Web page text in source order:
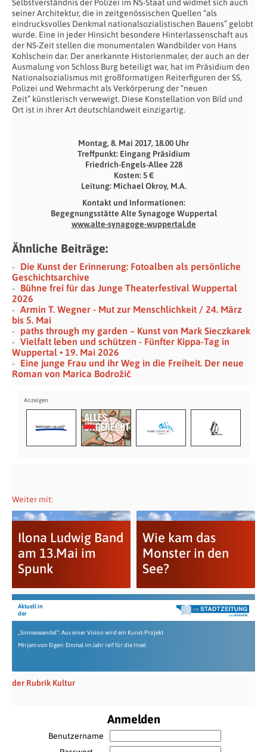
Selbstverständnis der Polizei im NS-Staat und widmet sich auch
seiner Architektur, die in zeitgenössischen Quellen “als
eindrucksvolles Denkmal nationalsozialistischen Bauens” gelobt
wurde. Eine in jeder Hinsicht besondere Hinterlassenschaft aus
der NS-Zeit stellen die monumentalen Wandbilder von Hans
Kohlschein dar. Der anerkannte Historienmaler, der auch an der
Ausmalung von Schloss Burg beteiligt war, hat im Präsidium den
Nationalsozialismus mit großformatigen Reiterfiguren der SS,
Polizei und Wehrmacht als Verkörperung der “neuen
Zeit” künstlerisch verwewigt. Diese Konstellation von Bild und
Ort ist in ihrer Art deutschlandweit einzigartig.
Montag, 8. Mai 2017, 18.00 Uhr
Treffpunkt: Eingang Präsidium
Friedrich-Engels-Allee 228
Kosten: 5 €
Leitung: Michael Okroy, M.A.
Kontakt und Informationen:
Begegnungsstätte Alte Synagoge Wuppertal
www.alte-synagoge-wuppertal.de
Ähnliche Beiträge:
Die Kunst der Erinnerung: Fotoalben als persönliche
Geschichtsarchive
Bühne frei für das Junge Theaterfestival Wuppertal
2026
Armin T. Wegner - Mut zur Menschlichkeit / 24. März
bis 5. Mai
paths through my garden – Kunst von Mark Sieczkarek
Vielfalt leben und schützen - Fünfter Kippa-Tag in
Wuppertal • 19. Mai 2026
Eine junge Frau und ihr Weg in die Freiheit. Der neue
Roman von Marica Bodrožič
Weiter mit:
Ilona Ludwig Band
am 13.Mai im
Spunk
Wie kam das
Monster in den
See?
Aktuell in
der
„Sinneswandel“: Aus einer Vision wird ein Kunst-Projekt
Mirjam von Eigen: Einmal im Jahr reif für die Insel
der Rubrik Kultur
Anmelden
Benutzername